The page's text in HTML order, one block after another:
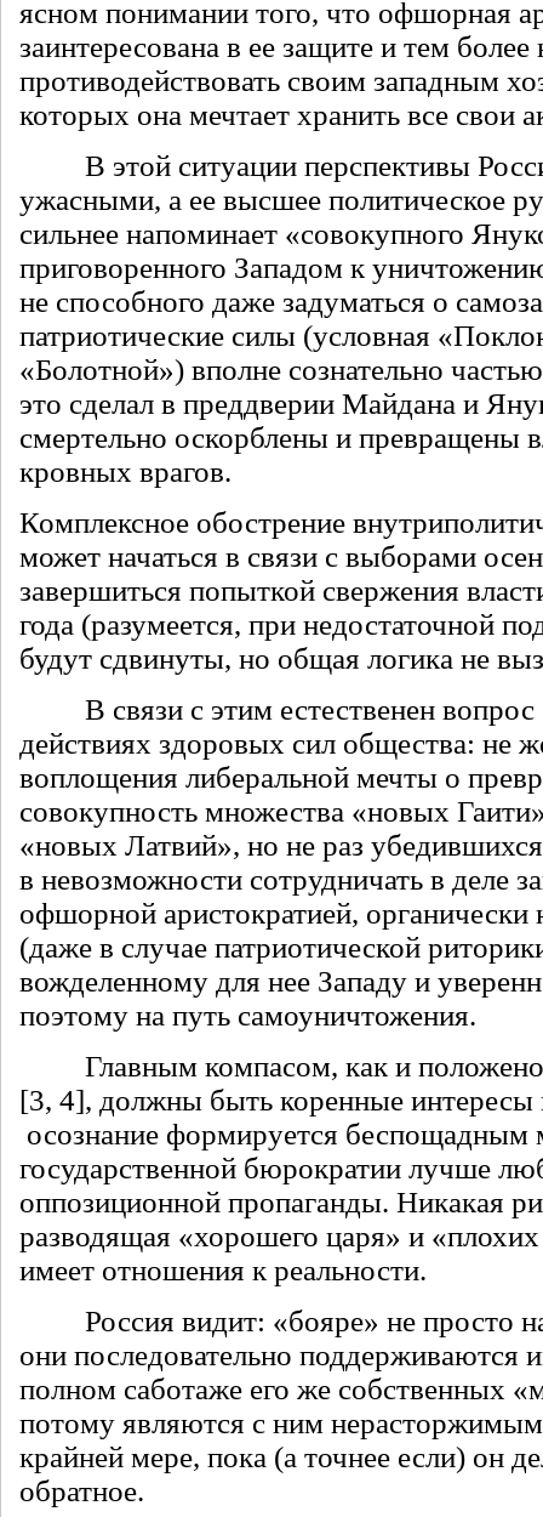
ясном понимании того, что офшорная
заинтересована в ее защите и тем более
противодействовать своим западным
которых она мечтает хранить все свои
В этой ситуации перспективы
ужасными, а ее высшее политическое
сильнее напоминает «совокупного
приговоренного Западом к
не способного даже задуматься о
патриотические силы (условная
«Болотной») вполне сознательно
это сделал в преддверии Майдана и
смертельно оскорблены и превращены
кровных врагов.
Комплексное обострение
может начаться в связи с выборами
завершиться попыткой свержения
года (разумеется, при недостаточной
будут сдвинуты, но общая логика не
В связи с этим естественен вопрос
действиях здоровых сил общества: не
воплощения либеральной мечты о
совокупность множества «новых
«новых Латвий», но не раз
в невозможности сотрудничать в деле
офшорной аристократией, органически
(даже в случае патриотической
вожделенному для нее Западу и
поэтому на путь самоуничтожения.
Главным компасом, как и положено
[3, 4], должны быть коренные интересы
осознание формируется беспощадным
государственной бюрократии лучше
оппозиционной пропаганды. Никакая
разводящая «хорошего царя» и
имеет отношения к реальности.
Россия видит: «бояре» не просто
они последовательно поддерживаются
полном саботаже его же собственных
потому являются с ним
крайней мере, пока (а точнее если) он
обратное.